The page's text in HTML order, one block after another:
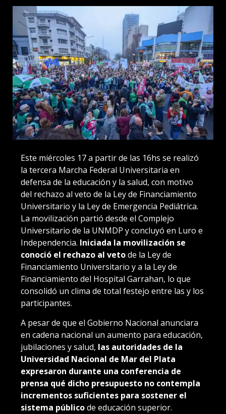
Este miércoles 17 a partir de las 16hs se realizó
la tercera Marcha Federal Universitaria en
defensa de la educación y la salud, con motivo
del rechazo al veto de la Ley de Financiamiento
Universitario y la Ley de Emergencia Pediátrica.
La movilización partió desde el Complejo
Universitario de la UNMDP y concluyó en Luro e
Independencia. Iniciada la movilización se
conoció el rechazo al vetode la Ley de
Financiamiento Universitario y a la Ley de
Financiamiento del Hospital Garrahan, lo que
consolidó un clima de total festejo entre las y los
participantes.
A pesar de que el Gobierno Nacional anunciara
en cadena nacional un aumento para educación,
jubilaciones y salud, las autoridades de la
Universidad Nacional de Mar del Plata
expresaron durante una conferencia de
prensa qué dicho presupuesto no contempla
incrementos suficientes para sostener el
sistema públicode educación superior.